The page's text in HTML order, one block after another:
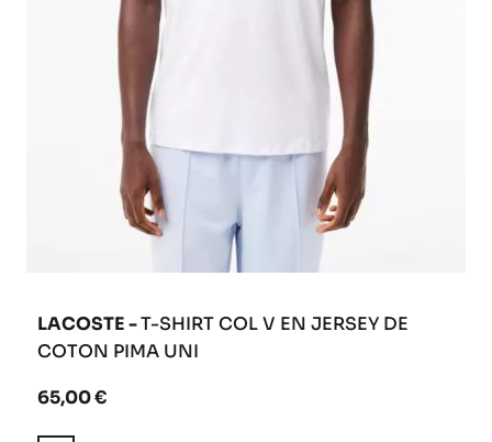
LACOSTE -T-SHIRT COL V EN JERSEY DE
COTON PIMA UNI
65,00 €